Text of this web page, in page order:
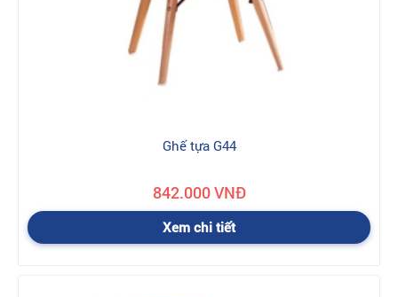
Ghế tựa G44
842.000 VNĐ
Xem chi tiết